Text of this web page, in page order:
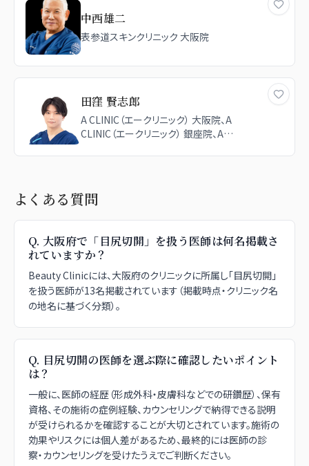
中西雄二
表参道スキンクリニック 大阪院
田窪 賢志郎
A CLINIC（エークリニック） 大阪院、A
CLINIC（エークリニック） 銀座院、A
よくある質問
Q. 大阪府で「目尻切開」を扱う医師は何名掲載さ
れていますか？
Beauty Clinicには、大阪府のクリニックに所属し「目尻切開」
を扱う医師が13名掲載されています（掲載時点・クリニック名
の地名に基づく分類）。
Q. 目尻切開の医師を選ぶ際に確認したいポイント
は？
一般に、医師の経歴（形成外科・皮膚科などでの研鑽歴）、保有
資格、その施術の症例経験、カウンセリングで納得できる説明
が受けられるかを確認することが大切とされています。施術の
効果やリスクには個人差があるため、最終的には医師の診
察・カウンセリングを受けたうえでご判断ください。